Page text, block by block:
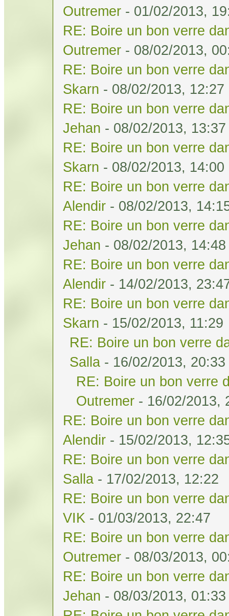
Outremer - 01/02/2013,
RE: Boire un bon verre
Outremer - 08/02/2013,
RE: Boire un bon verre
Skarn - 08/02/2013, 12:27
RE: Boire un bon verre
Jehan - 08/02/2013, 13:37
RE: Boire un bon verre
Skarn - 08/02/2013, 14:00
RE: Boire un bon verre
Alendir - 08/02/2013,
RE: Boire un bon verre
Jehan - 08/02/2013, 14:48
RE: Boire un bon verre
Alendir - 14/02/2013,
RE: Boire un bon verre
Skarn - 15/02/2013, 11:29
RE: Boire un bon verre
Salla - 16/02/2013, 20:33
RE: Boire un bon verre
Outremer - 16/02/2013,
RE: Boire un bon verre
Alendir - 15/02/2013,
RE: Boire un bon verre
Salla - 17/02/2013, 12:22
RE: Boire un bon verre
VIK - 01/03/2013, 22:47
RE: Boire un bon verre
Outremer - 08/03/2013,
RE: Boire un bon verre
Jehan - 08/03/2013, 01:33